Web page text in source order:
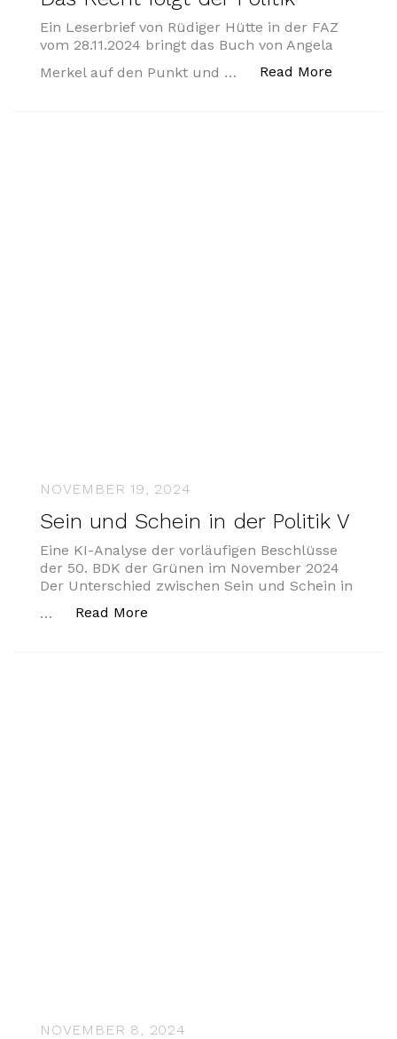
Ein Leserbrief von Rüdiger Hütte in der FAZ
vom 28.11.2024 bringt das Buch von Angela
Merkel auf den Punkt und …
Read More
NOVEMBER 19, 2024
Sein und Schein in der Politik V
Eine KI-Analyse der vorläufigen Beschlüsse
der 50. BDK der Grünen im November 2024
Der Unterschied zwischen Sein und Schein in
…
Read More
NOVEMBER 8, 2024